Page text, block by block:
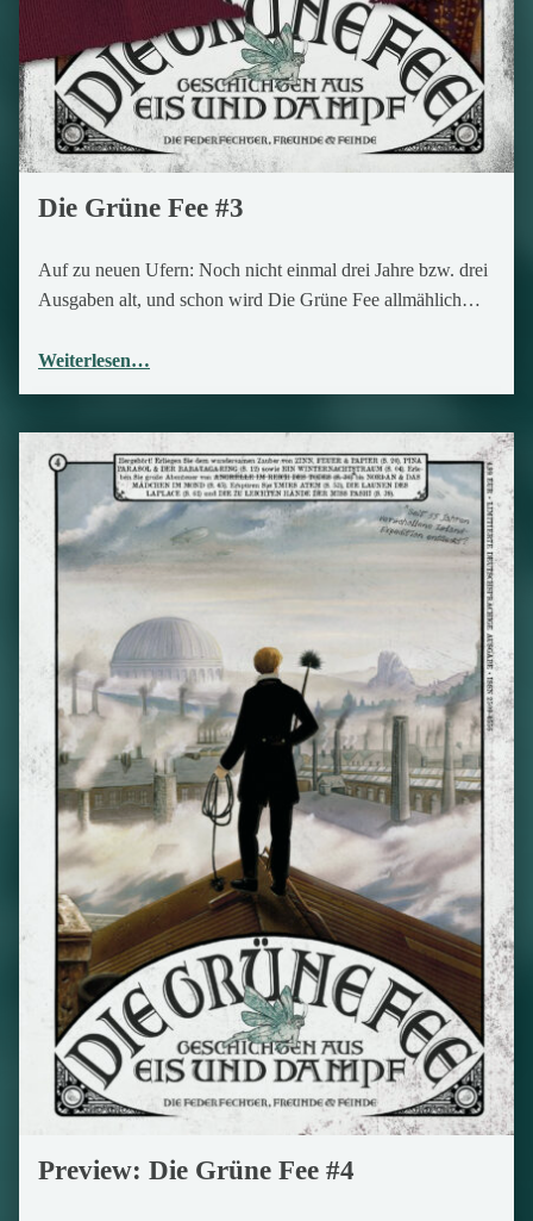
Die Grüne Fee #3
Auf zu neuen Ufern: Noch nicht einmal drei Jahre bzw. drei
Ausgaben alt, und schon wird Die Grüne Fee allmählich…
Weiterlesen…
Preview: Die Grüne Fee #4